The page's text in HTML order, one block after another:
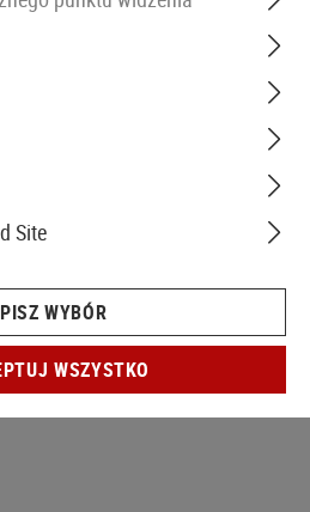
Steel Bushing
Site
WYBÓR
WSZYSTKO